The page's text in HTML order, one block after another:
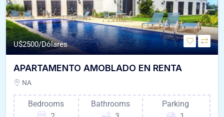
U$2500/Dólares
APARTAMENTO AMOBLADO EN RENTA
NA
Bedrooms
Bathrooms
Parking